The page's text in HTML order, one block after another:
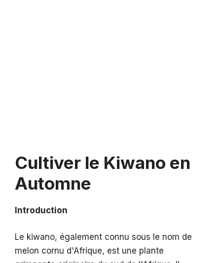
Cultiver le Kiwano en
Automne
Introduction
Le kiwano, également connu sous le nom de
melon cornu d'Afrique, est une plante